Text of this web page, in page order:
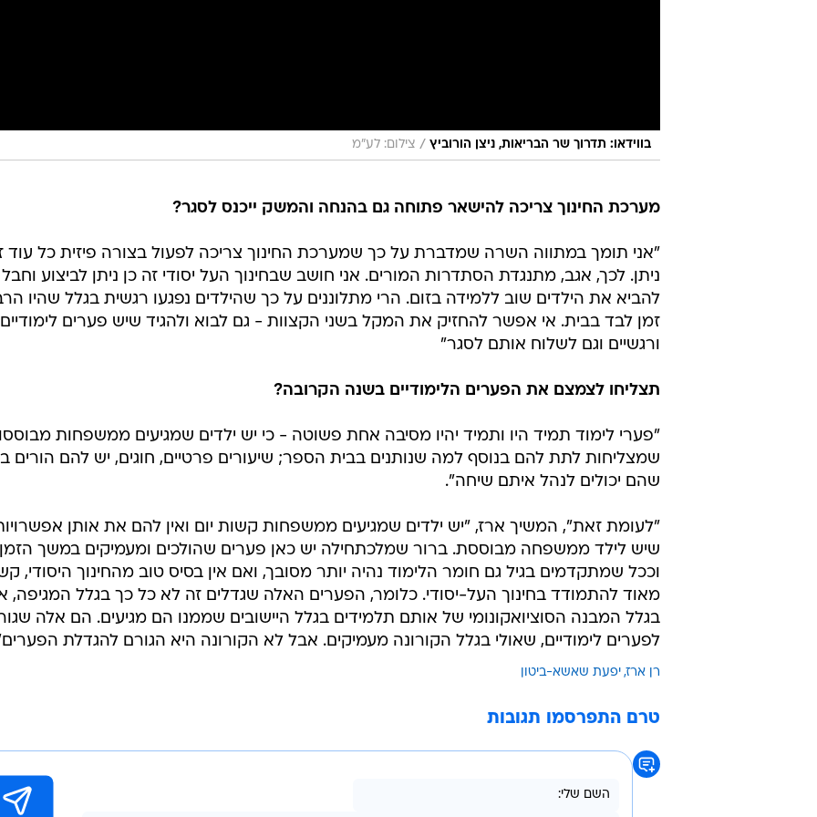
בווידאו: תדרוך שר הבריאות, ניצן הורוביץ / צילום: לע"מ
מערכת החינוך צריכה להישאר פתוחה גם בהנחה והמשק ייכנס לסגר?
"אני תומך במתווה השרה שמדברת על כך שמערכת החינוך צריכה לפעול בצורה פיזית כל עוד
ניתן. לכך, אגב, מתנגדת הסתדרות המורים. אני חושב שבחינוך העל יסודי זה כן ניתן לביצוע וחבל
להביא את הילדים שוב ללמידה בזום. הרי מתלוננים על כך שהילדים נפגעו רגשית בגלל שהיו
זמן לבד בבית. אי אפשר להחזיק את המקל בשני הקצוות - גם לבוא ולהגיד שיש פערים לימודיים
ורגשיים וגם לשלוח אותם לסגר"
תצליחו לצמצם את הפערים הלימודיים בשנה הקרובה?
"פערי לימוד תמיד היו ותמיד יהיו מסיבה אחת פשוטה - כי יש ילדים שמגיעים ממשפחות
שמצליחות לתת להם בנוסף למה שנותנים בבית הספר; שיעורים פרטיים, חוגים, יש להם הורים
שהם יכולים לנהל איתם שיחה".
"לעומת זאת", המשיך ארז, "יש ילדים שמגיעים ממשפחות קשות יום ואין להם את אותן
שיש לילד ממשפחה מבוססת. ברור שמלכתחילה יש כאן פערים שהולכים ומעמיקים במשך הזמן
וככל שמתקדמים בגיל גם חומר הלימוד נהיה יותר מסובך, ואם אין בסיס טוב מהחינוך היסודי,
מאוד להתמודד בחינוך העל-יסודי. כלומר, הפערים האלה שגדלים זה לא כל כך בגלל המגיפה,
בגלל המבנה הסוציואקונומי של אותם תלמידים בגלל היישובים שממנו הם מגיעים. הם אלה
לפערים לימודיים, שאולי בגלל הקורונה מעמיקים. אבל לא הקורונה היא הגורם להגדלת
רן ארז יפעת שאשא-ביטון
טרם התפרסמו תגובות